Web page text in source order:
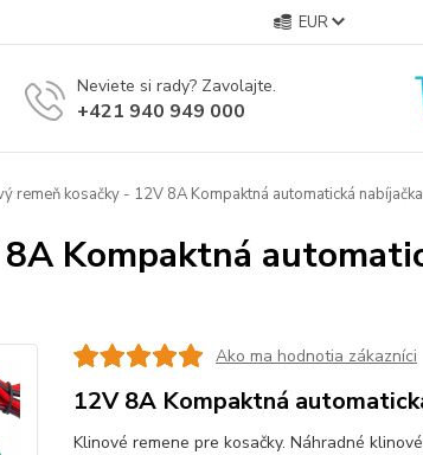
EUR
Neviete si rady? Zavolajte.
+421 940 949 000
remeň kosačky - 12V 8A Kompaktná automatická nabíjačka
Kompaktná
Ako ma hodnotia zákazníci
12V 8A Kompaktná
Klinové remene pre kosačky. Náhradné